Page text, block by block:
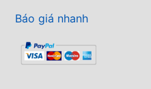
Báo giá nhanh